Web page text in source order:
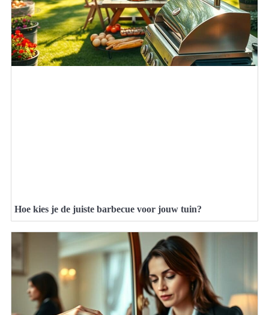
Hoe kies je de juiste barbecue voor jouw tuin?